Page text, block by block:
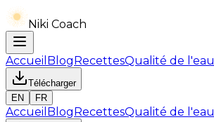
Niki Coach
Accueil BlogRecettesQualité de l'eau
Télécharger
EN
FR
Accueil BlogRecettesQualité de l'eau